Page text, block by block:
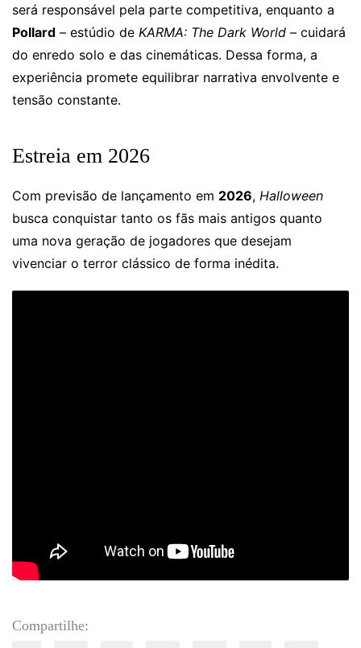
será responsável pela parte competitiva, enquanto a
Pollard – estúdio de KARMA: The Dark World – cuidará
do enredo solo e das cinemáticas. Dessa forma, a
experiência promete equilibrar narrativa envolvente e
tensão constante.
Estreia em 2026
Com previsão de lançamento em 2026, Halloween
busca conquistar tanto os fãs mais antigos quanto
uma nova geração de jogadores que desejam
vivenciar o terror clássico de forma inédita.
Compartilhe: